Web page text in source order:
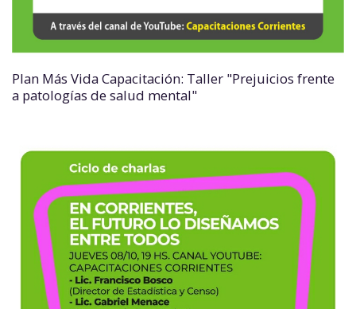
Plan Más Vida Capacitación: Taller "Prejuicios frente
a patologías de salud mental"